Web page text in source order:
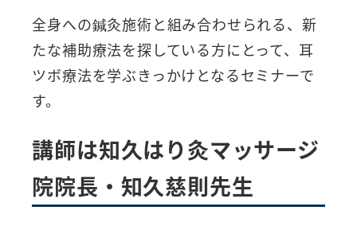
全身への鍼灸施術と組み合わせられる、新
たな補助療法を探している方にとって、耳
ツボ療法を学ぶきっかけとなるセミナーで
す。
講師は知久はり灸マッサージ
院院長・知久慈則先生